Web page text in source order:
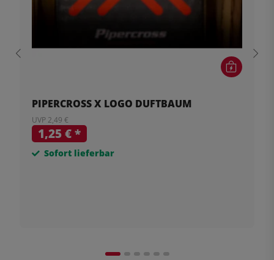
PIPERCROSS X LOGO DUFTBAUM
UVP 2,49 €
1,25 €*
Sofort lieferbar